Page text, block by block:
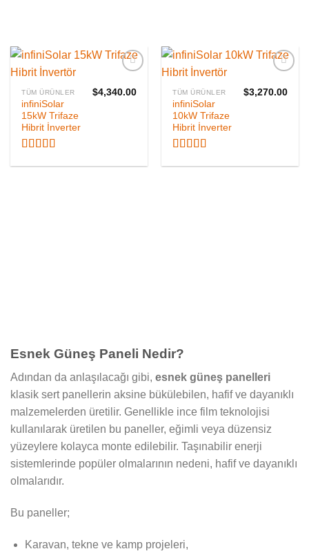
LISTEME
TÜM ÜRÜNLER
infiniSolar
15kW Trifaze
Hibrit İnverter
$4,340.00
LISTEME
TÜM ÜRÜNLER
infiniSolar
10kW Trifaze
Hibrit İnverter
$3,270.00
Esnek Güneş Paneli Nedir?
Adından da anlaşılacağı gibi, esnek güneş panelleri
klasik sert panellerin aksine bükülebilen, hafif ve dayanıklı
malzemelerden üretilir. Genellikle ince film teknolojisi
kullanılarak üretilen bu paneller, eğimli veya düzensiz
yüzeylere kolayca monte edilebilir. Taşınabilir enerji
sistemlerinde popüler olmalarının nedeni, hafif ve dayanıklı
olmalarıdır.
Bu paneller;
Karavan, tekne ve kamp projeleri,